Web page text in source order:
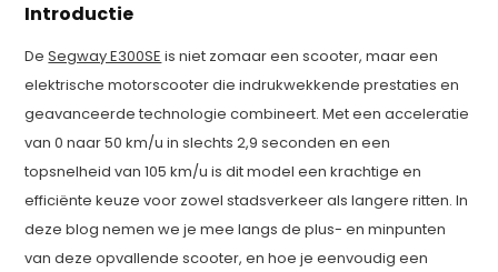
Introductie
DeSegway E300SE is niet zomaar een scooter, maar een
elektrische motorscooter die indrukwekkende prestaties en
geavanceerde technologie combineert. Met een acceleratie
van 0 naar 50 km/u in slechts 2,9 seconden en een
topsnelheid van 105 km/u is dit model een krachtige en
efficiënte keuze voor zowel stadsverkeer als langere ritten. In
deze blog nemen we je mee langs de plus- en minpunten
van deze opvallende scooter, en hoe je eenvoudig een